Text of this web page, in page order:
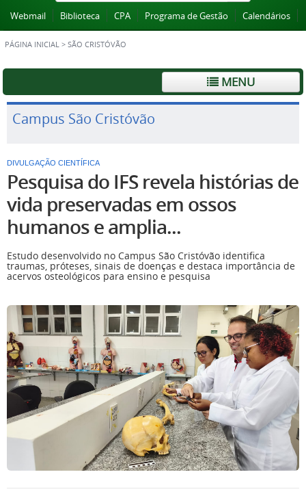
Webmail Biblioteca CPA Programa de Gestão Calendários
PÁGINA INICIAL > SÃO CRISTÓVÃO
MENU
Campus São Cristóvão
DIVULGAÇÃO CIENTÍFICA
Pesquisa do IFS revela histórias de
vida preservadas em ossos
humanos e amplia...
Estudo desenvolvido no Campus São Cristóvão identifica
traumas, próteses, sinais de doenças e destaca importância de
acervos osteológicos para ensino e pesquisa